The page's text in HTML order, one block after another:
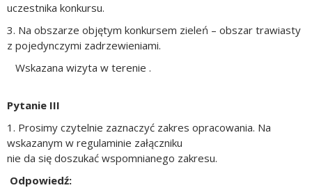
uczestnika konkursu.
3. Na obszarze objętym konkursem zieleń – obszar trawiasty
z pojedynczymi zadrzewieniami.
Wskazana wizyta w terenie .
Pytanie III
1. Prosimy czytelnie zaznaczyć zakres opracowania. Na
wskazanym w regulaminie załączniku
nie da się doszukać wspomnianego zakresu.
Odpowiedź: